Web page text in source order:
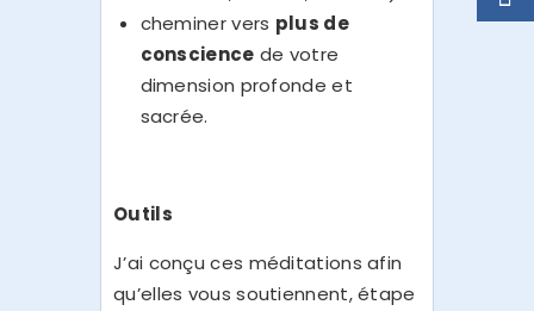
cheminer vers plus de
conscience de votre
dimension profonde et
sacrée.
Outils
J’ai conçu ces méditations afin
qu’elles vous soutiennent, étape